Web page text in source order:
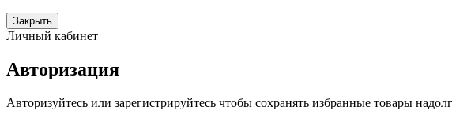
Закрыть
Личный кабинет
Авторизация
Авторизуйтесь или зарегистрируйтесь чтобы сохранять избранные товары